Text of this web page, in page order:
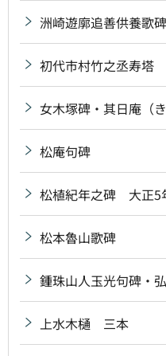
洲崎遊廓追善供養歌
初代市村竹之丞寿塔
女木塚碑・其日庵（
松庵句碑
松植紀年之碑 大正5
松本魯山歌碑
鍾珠山人玉光句碑・
上水木樋 三本